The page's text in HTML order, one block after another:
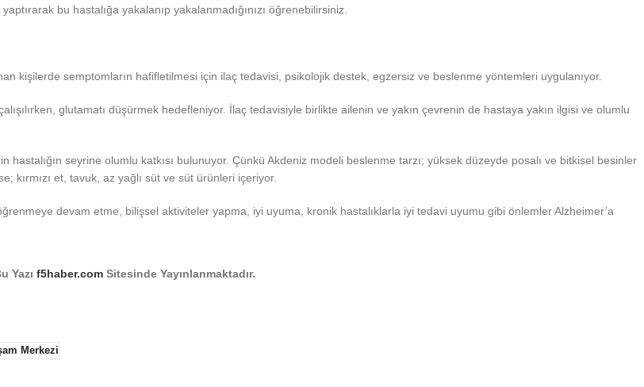
bu hastalığa yakalanıp yakalanmadığınızı öğrenebilirsiniz.
kişilerde semptomların hafifletilmesi için ilaç tedavisi, psikolojik destek, egzersiz ve beslenme yöntemleri uygulanıyor.
glutamatı düşürmek hedefleniyor. İlaç tedavisiyle birlikte ailenin ve yakın çevrenin de hastaya yakın ilgisi ve olumlu
seyrine olumlu katkısı bulunuyor. Çünkü Akdeniz modeli beslenme tarzı; yüksek düzeyde posalı ve bitkisel besinler
kırmızı et, tavuk, az yağlı süt ve süt ürünleri içeriyor.
devam etme, bilişsel aktiviteler yapma, iyi uyuma, kronik hastalıklarla iyi tedavi uyumu gibi önlemler Alzheimer’a
Yazı f5haber.comSitesinde Yayınlanmaktadır.
Merkezi